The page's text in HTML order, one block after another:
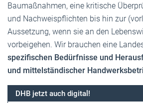
Baumaßnahmen, eine kritische
und Nachweispflichten bis hin zur
Aussetzung, wenn sie an den
vorbeigehen. Wir brauchen eine
spezifischen Bedürfnisse und
und mittelständischer
DHB jetzt auch digital!